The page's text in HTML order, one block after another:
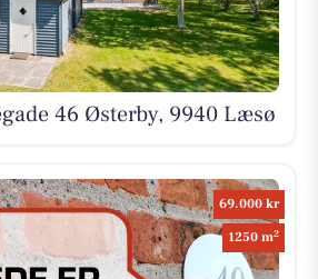
46 Østerby, 9940 Læsø
69.000 kr
1250 m2